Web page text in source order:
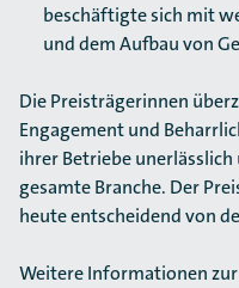
beschäftigte sich mit
und dem Aufbau von
Die Preisträgerinnen
Engagement und
ihrer Betriebe
gesamte Branche. Der
heute entscheidend von
Weitere Informationen